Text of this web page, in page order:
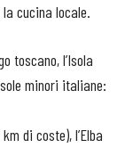
la cucina locale.
toscano, l’Isola
minori italiane:
di coste), l’Elba